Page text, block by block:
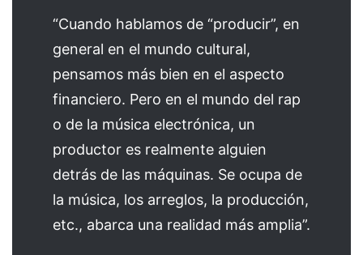
“Cuando hablamos de “producir”, en
general en el mundo cultural,
pensamos más bien en el aspecto
financiero. Pero en el mundo del rap
o de la música electrónica, un
productor es realmente alguien
detrás de las máquinas. Se ocupa de
la música, los arreglos, la producción,
etc., abarca una realidad más amplia”.